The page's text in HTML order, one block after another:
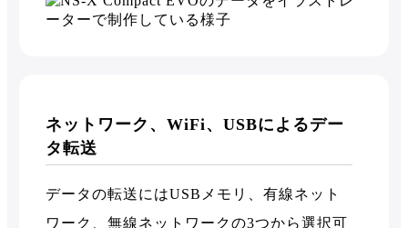
ネットワーク、WiFi、USBによるデー
タ転送
データの転送にはUSBメモリ、有線ネット
ワーク、無線ネットワークの3つから選択可